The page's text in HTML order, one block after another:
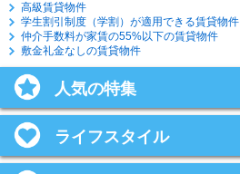
高級賃貸物件
学生割引制度（学割）が適用できる賃貸物件
仲介手数料が家賃の55%以下の賃貸物件
敷金礼金なしの賃貸物件
人気の特集
ライフスタイル